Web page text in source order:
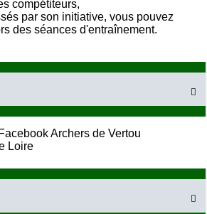
compétiteurs,
par son initiative, vous pouvez
des séances d'entraînement.

